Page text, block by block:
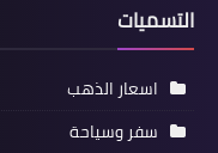
التسميات
اسعار الذهب
سفر وسياحة